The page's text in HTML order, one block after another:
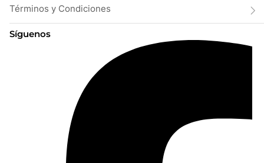
Términos y Condiciones
Síguenos